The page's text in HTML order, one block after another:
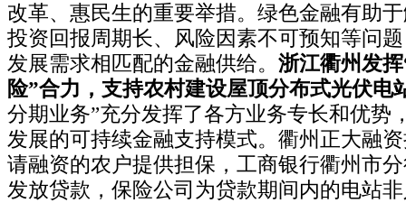
改革、惠民生的重要举措。绿色金融有助
投资回报周期长、风险因素不可预知等问
发展需求相匹配的金融供给。 浙江衢州发
险”合力，支持农村建设屋顶分布式光伏电
分期业务”充分发挥了各方业务专长和优势
发展的可持续金融支持模式。衢州正大融
请融资的农户提供担保，工商银行衢州市
发放贷款，保险公司为贷款期间内的电站